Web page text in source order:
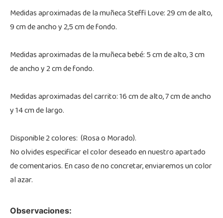
Medidas aproximadas de la muñeca Steffi Love: 29 cm de alto,
9 cm de ancho y 2,5 cm de fondo.
Medidas aproximadas de la muñeca bebé: 5 cm de alto, 3 cm
de ancho y 2 cm de fondo.
Medidas aproximadas del carrito: 16 cm de alto, 7 cm de ancho
y 14 cm de largo.
Disponible 2 colores: (Rosa o Morado).
No olvides especificar el color deseado en nuestro apartado
de comentarios. En caso de no concretar, enviaremos un color
al azar.
Observaciones: